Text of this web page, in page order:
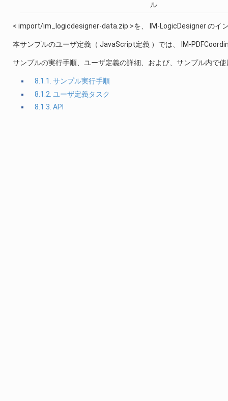
ル
< import/im_logicdesigner-data.zip >を、 IM-LogicDesigner のイ
本サンプルのユーザ定義（ JavaScript定義 ）では、 IM-
サンプルの実行手順、ユーザ定義の詳細、および、サンプル内で
8.1.1. サンプル実行手順
8.1.2. ユーザ定義タスク
8.1.3. API